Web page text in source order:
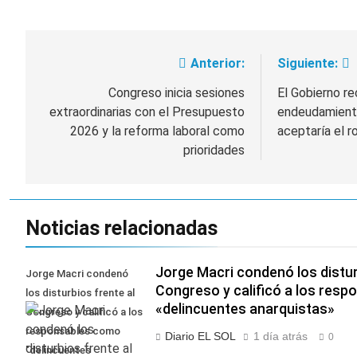
cuándo dejará de
de frío con mínimas
cercanas a 1°C
2 Días Atrás
Kicillof marchó
contra la Ley de
Propiedad Privada de
Milei
2 Días Atrás
Renunció el
subsecretario de
Ocampo, tras la
privados
entradas
Anterior:
Congreso inicia sesiones
extraordinarias con el Presupuesto
2026 y la reforma laboral como
prioridades
Siguiente:
El Gobierno
aceptaría el
Noticias relacionadas
Jorge Macri condenó
los disturbios frente al
Congreso y calificó a los
responsables como
"delincuentes
Jorge Macri condenó los
Congreso y calificó a los
«delincuentes anarquistas»
Diario EL SOL 1 día atrás 0